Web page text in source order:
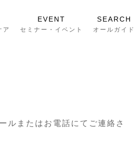
ア
EVENT
セミナー・イベント
SEARCH
オールガイド
ルまたはお電話にてご連絡さ